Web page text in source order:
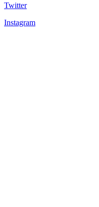
Twitter
Instagram